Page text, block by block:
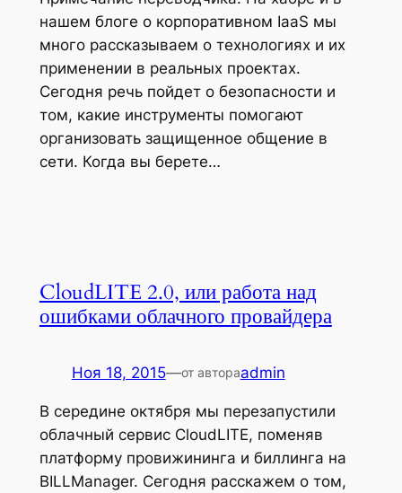
нашем блоге о корпоративном IaaS мы
много рассказываем о технологиях и их
применении в реальных проектах.
Сегодня речь пойдет о безопасности и
том, какие инструменты помогают
организовать защищенное общение в
сети. Когда вы берете…
CloudLITE 2.0, или работа над
ошибками облачного провайдера
Ноя 18, 2015—от автораadmin
В середине октября мы перезапустили
облачный сервис CloudLITE, поменяв
платформу провижининга и биллинга на
BILLManager. Сегодня расскажем о том,